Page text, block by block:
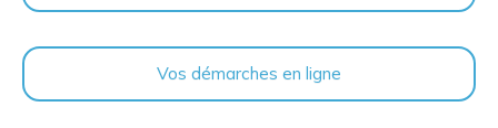
Vos démarches en ligne